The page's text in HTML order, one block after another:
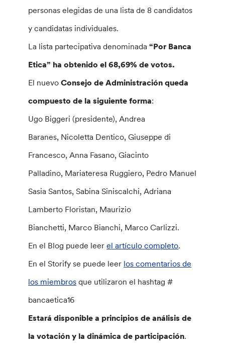
personas elegidas de una lista de 8 candidatos
y candidatas individuales.
La lista partecipativa denominada“Por Banca
Etica” ha obtenido el 68,69% de votos.
El nuevoConsejo de Administración queda
compuesto de la siguiente forma:
Ugo Biggeri (presidente), Andrea
Baranes, Nicoletta Dentico, Giuseppe di
Francesco, Anna Fasano, Giacinto
Palladino, Mariateresa Ruggiero, Pedro Manuel
Sasia Santos, Sabina Siniscalchi, Adriana
Lamberto Floristan, Maurizio
Bianchetti, Marco Bianchi, Marco Carlizzi.
En el Blog puede leerel artículo completo.
En el Storify se puede leer los comentarios de
los miembros que utilizaron el hashtag #
bancaetica16
Estará disponible a principios de análisis de
la votación y la dinámica de participación.